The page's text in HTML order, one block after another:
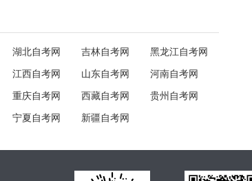
湖北自考网 吉林自考网 黑龙江自考网
江西自考网 山东自考网 河南自考网
重庆自考网 西藏自考网 贵州自考网
宁夏自考网 新疆自考网